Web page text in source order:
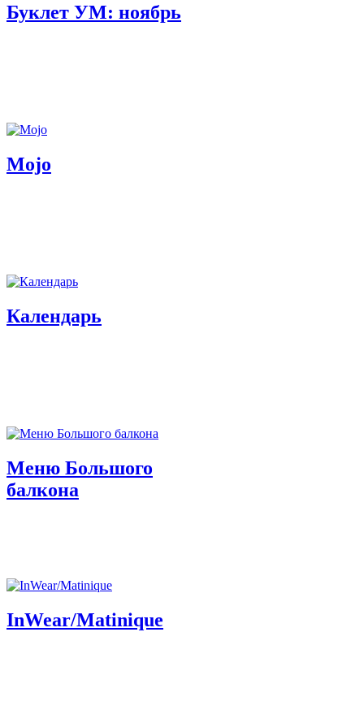
Буклет УМ: ноябрь
Mojo
Календарь
Меню Большого
балкона
InWear/Matinique